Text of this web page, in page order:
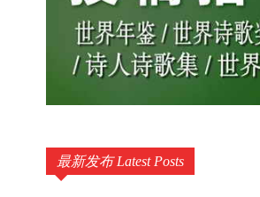
最新发布 Latest Posts